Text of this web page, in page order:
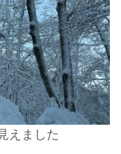
えました